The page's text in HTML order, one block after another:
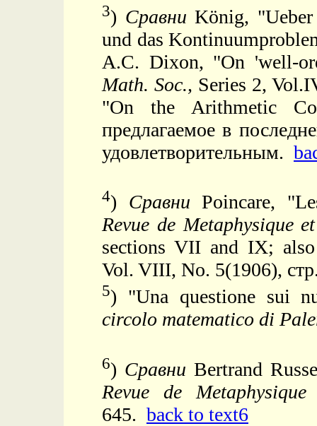
3) Сравни König, "Ueber
und das
A.C. Dixon, "On 'well-
Math. Soc., Series 2,
"On the Arithmetic
предлагаемое в
удовлетворительным.
4) Сравни Poincare,
Revue de Metaphysique
sections VII and IX;
Vol. VIII, No. 5(1906),
5) "Una questione sui
circolo matematico di
6) Сравни Bertrand
Revue de
645. back to text6